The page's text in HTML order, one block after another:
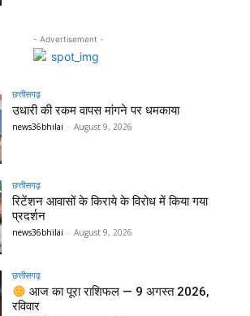
- Advertisement -
छत्तीसगढ़
उधारी की रकम वापस मांगने पर धमकाया
news36bhilai - August 9, 2026
छत्तीसगढ़
रिटेंशन आवासों के किराये के विरोध में किया गया
प्रदर्शन
news36bhilai - August 9, 2026
छत्तीसगढ़
आज का पूरा राशिफल — 9 अगस्त 2026,
रविवार